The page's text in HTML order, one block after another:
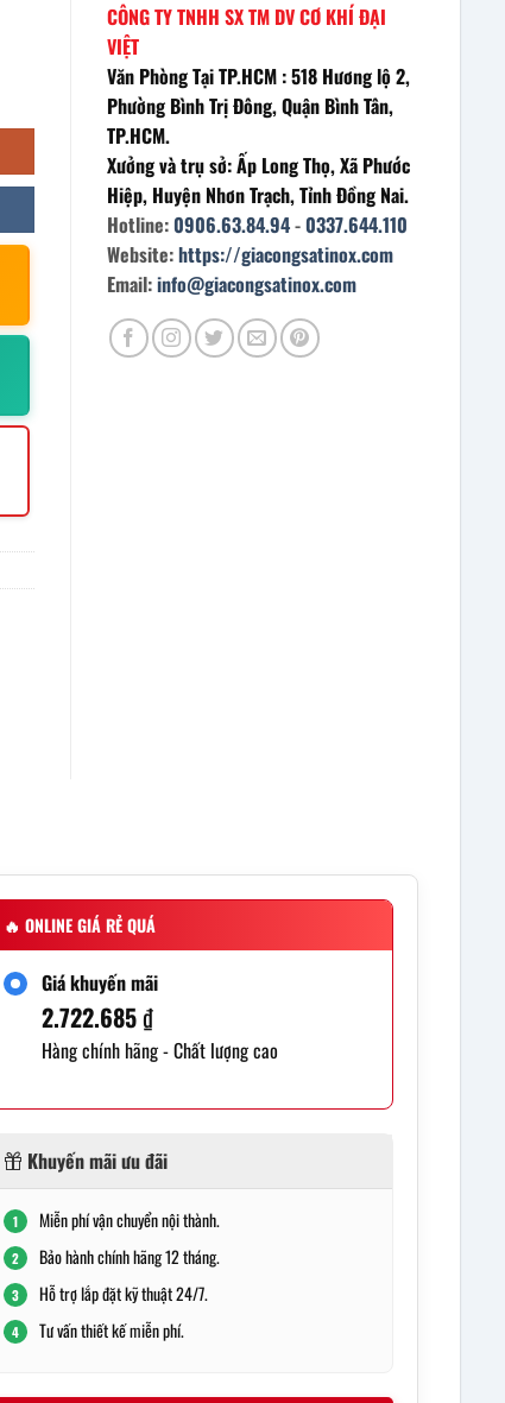
CÔNG TY TNHH SX TM DV CƠ KHÍ ĐẠI
VIỆT
Văn Phòng Tại TP.HCM : 518 Hương lộ 2,
Phường Bình Trị Đông, Quận Bình Tân,
TP.HCM.
Xưởng và trụ sở: Ấp Long Thọ, Xã Phước
Hiệp, Huyện Nhơn Trạch, Tỉnh Đồng Nai.
Hotline:0906.63.84.94-0337.644.110
Website:https://giacongsatinox.com
Email:info@giacongsatinox.com
🔥 ONLINE GIÁ RẺ QUÁ
Giá khuyến mãi
2.722.685₫
Hàng chính hãng - Chất lượng cao
Khuyến mãi ưu đãi
1 Miễn phí vận chuyển nội thành.
2 Bảo hành chính hãng 12 tháng.
3 Hỗ trợ lắp đặt kỹ thuật 24/7.
4 Tư vấn thiết kế miễn phí.